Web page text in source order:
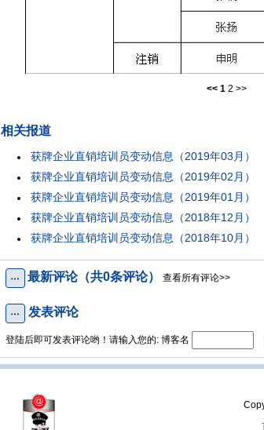
<< 1 2 >>
相关报道
获牌企业直销培训员变动信息（2019年03月）
获牌企业直销培训员变动信息（2019年02月）
获牌企业直销培训员变动信息（2019年01月）
获牌企业直销培训员变动信息（2018年12月）
获牌企业直销培训员变动信息（2018年10月）
最新评论（共0条评论） 查看所有评论>>
发表评论
登陆后即可发表评论哟！请输入您的: 博客名